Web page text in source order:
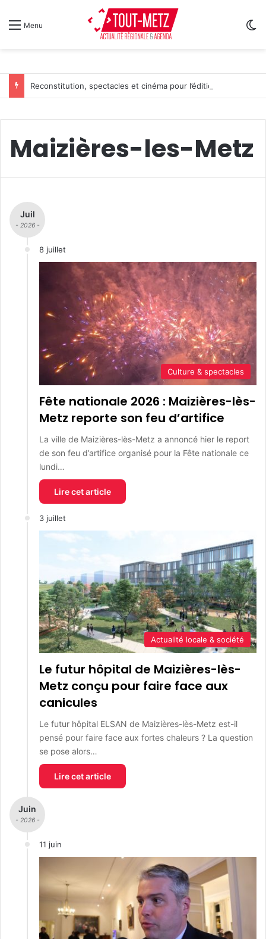
Menu
Maizières-les-Metz
Juil
- 2026 -
8 juillet
Culture & spectacles
Fête nationale 2026 : Maizières-lès-
Metz reporte son feu d’artifice
La ville de Maizières-lès-Metz a annoncé hier le report
de son feu d’artifice organisé pour la Fête nationale ce
lundi…
Lire cet article
3 juillet
Actualité locale & société
Le futur hôpital de Maizières-lès-
Metz conçu pour faire face aux
canicules
Le futur hôpital ELSAN de Maizières-lès-Metz est-il
pensé pour faire face aux fortes chaleurs ? La question
se pose alors…
Lire cet article
Juin
- 2026 -
11 juin